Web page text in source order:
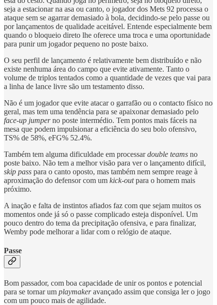
seja a estacionar na asa ou canto, o jogador dos Mets 92 processa o
ataque sem se agarrar demasiado à bola, decidindo-se pelo passe ou
por lançamentos de qualidade aceitável. Entende especialmente bem
quando o bloqueio direto lhe oferece uma troca e uma oportunidade
para punir um jogador pequeno no poste baixo.
O seu perfil de lançamento é relativamente bem distribuído e não
existe nenhuma área do campo que evite ativamente. Tanto o
volume de triplos tentados como a quantidade de vezes que vai para
a linha de lance livre são um testamento disso.
Não é um jogador que evite atacar o garrafão ou o contacto físico no
geral, mas tem uma tendência para se apaixonar demasiado pelo
face-up jumperno poste intermédio. Tem pontos mais fáceis na
mesa que podem impulsionar a eficiência do seu bolo ofensivo,
TS% de 58%, eFG% 52.4%.
Também tem alguma dificuldade em processardouble teams no
poste baixo. Não tem a melhor visão para ver o lançamento difícil,
skip pass para o canto oposto, mas também nem sempre reage à
aproximação do defensor com um kick-outpara o homem mais
próximo.
A inação e falta de instintos afiados faz com que sejam muitos os
momentos onde já só o passe complicado esteja disponível. Um
pouco dentro do tema da precipitação ofensiva, e para finalizar,
Wemby pode melhorar a lidar com o relógio de ataque.
Passe
Bom passador, com boa capacidade de unir os pontos e potencial
para se tornar um playmakeravançado assim que consiga ler o jogo
com um pouco mais de agilidade.